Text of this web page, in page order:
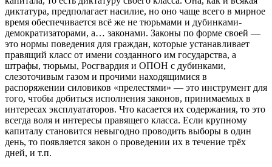
диктатура, предполагает насилие, но оно чаще всего в мирное
время обеспечивается всё же не тюрьмами и дубинками-
демократизаторами, а… законами. Законы по форме своей —
это нормы поведения для граждан, которые устанавливает
правящий класс от имени созданного им государства, а
штрафы, тюрьмы, Росгвардия и ОПОН с дубинками,
слезоточивым газом и прочими находящимися в
распоряжении силовиков «прелестями» — это инструмент для
того, чтобы добиться исполнения законов, принимаемых в
интересах эксплуататоров. Что касается их содержания, то это
всегда воля и интересы правящего класса. Если крупному
капиталу становится невыгодно проводить выборы в один
день, то появляется закон о проведении их в течение трёх
дней, и т.п.